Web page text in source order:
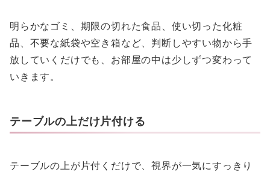
明らかなゴミ、期限の切れた食品、使い切った化粧
品、不要な紙袋や空き箱など、判断しやすい物から手
放していくだけでも、お部屋の中は少しずつ変わって
いきます。
テーブルの上だけ片付ける
テーブルの上が片付くだけで、視界が一気にすっきり